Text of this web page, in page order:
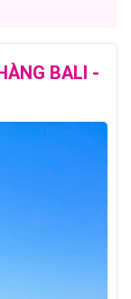
BALI -